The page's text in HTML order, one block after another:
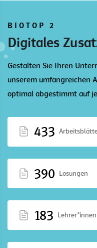
BIOTOP 2
Digitales
Gestalten Sie Ihren
unserem umfangreichen
optimal abgestimmt auf
433
390 Lösungen
183